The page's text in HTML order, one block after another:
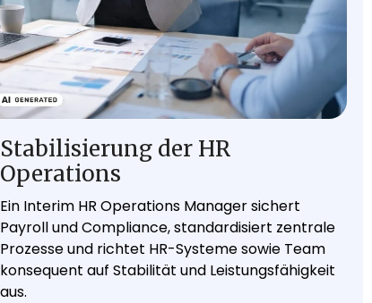
Stabilisierung der HR
Operations
Ein Interim HR Operations Manager sichert
Payroll und Compliance, standardisiert zentrale
Prozesse und richtet HR-Systeme sowie Team
konsequent auf Stabilität und Leistungsfähigkeit
aus.